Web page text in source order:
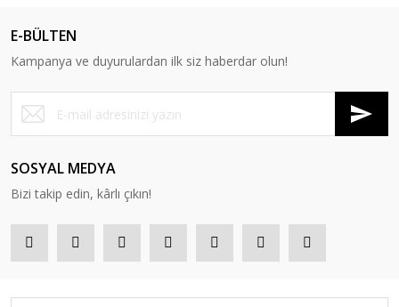
E-BÜLTEN
Kampanya ve duyurulardan ilk siz haberdar olun!
SOSYAL MEDYA
Bizi takip edin, kârlı çıkın!